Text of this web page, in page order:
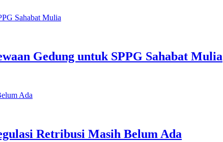
Gedung untuk SPPG Sahabat Mulia
Retribusi Masih Belum Ada